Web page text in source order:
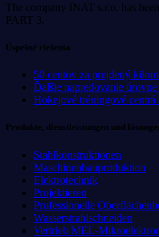
The company INAT s.r.o. has
PART 3.
Úspešné riešenia
50 centov za prejdený
Ďalšie napredovanie
Hokejové tréningové
Produkte, dienstleistungen und
Stahlkonstruktionen
Maschinenbauproduktion
Elektrotechnik
Projektieren
Professionelle
Wasserstrahlschneiden
Vertrieb MEL-